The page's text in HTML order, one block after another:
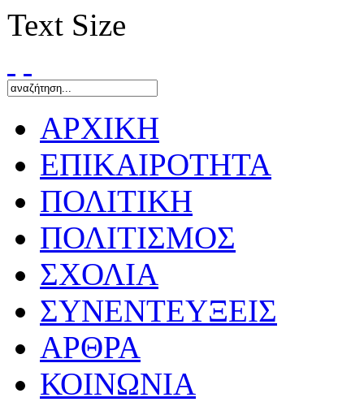
Text Size
ΑΡΧΙΚΗ
ΕΠΙΚΑΙΡΟΤΗΤΑ
ΠΟΛΙΤΙΚΗ
ΠΟΛΙΤΙΣΜΟΣ
ΣΧΟΛΙΑ
ΣΥΝΕΝΤΕΥΞΕΙΣ
ΑΡΘΡΑ
ΚΟΙΝΩΝΙΑ